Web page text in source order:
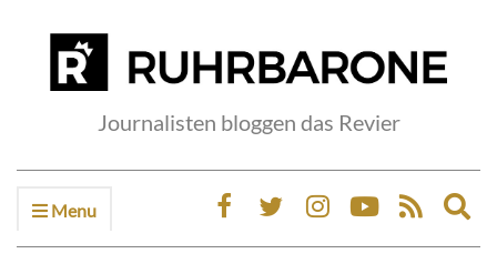
Journalisten bloggen das Revier
Menu